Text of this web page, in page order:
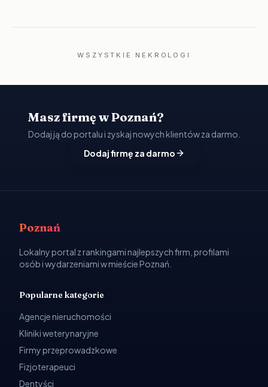
WSZYSTKIE NEKROLOGI
Masz firmę w Poznań?
Dodaj ją do portalu i zyskaj nowych klientów za darmo.
Dodaj firmę za darmo
Poznań
Lokalny portal z rankingami najlepszych firm, profilami
osób i wydarzeniami w mieście Poznań.
Popularne kategorie
Agencje nieruchomości
Kliniki weterynaryjne
Firmy przeprowadzkowe
Fizjoterapeuci
Dentyści